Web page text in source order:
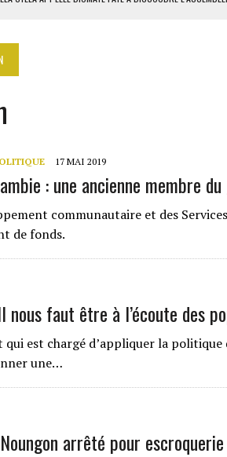
DE NOUVEAU LES FORCES SAOUDIENNES AU YÉMEN
FRAGILISÉE PAR LES COUPES BUDGÉTAIRES
17 MAI 2019
: une ancienne membre
communautaire et des
de fonds.
nous faut être à l’écoute des
qui est chargé d’appliquer la
une…
arrêté pour escroquerie